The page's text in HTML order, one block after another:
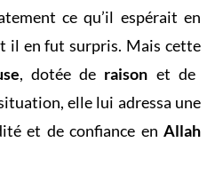
ce qu’il espérait en
il en fut surpris. Mais cette
, dotée de raison et de
elle lui adressa une
et de confiance en Allah